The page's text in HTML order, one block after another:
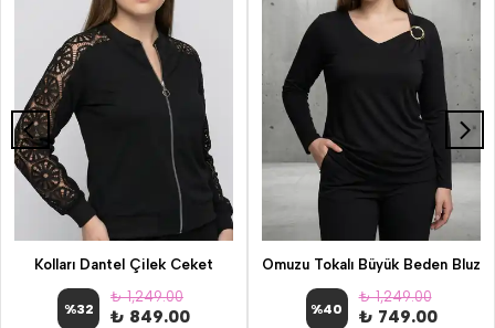
Kolları Dantel Çilek Ceket
%32
₺ 1,249.00
₺ 849.00
Omuzu Tokalı Büyük Beden Bluz
%40
₺ 1,249.00
₺ 749.00